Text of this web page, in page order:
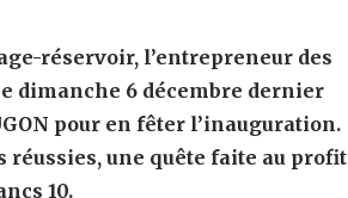
réservoir, l’entrepreneur des
dimanche 6 décembre dernier
pour en fêter l’inauguration.
réussies, une quête faite au profit
10.